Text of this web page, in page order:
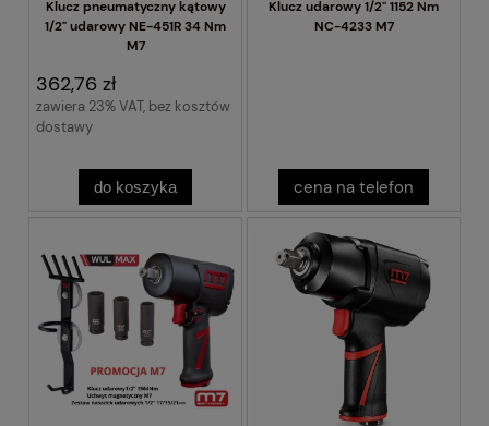
Klucz pneumatyczny kątowy
1/2" udarowy NE-451R 34 Nm
M7
362,76 zł
zawiera 23% VAT, bez kosztów
dostawy
do koszyka
Klucz udarowy 1/2" 1152 Nm
NC-4233 M7
cena na telefon